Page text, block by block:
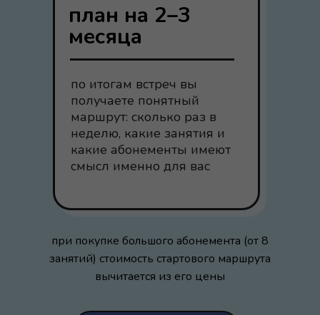
по итогам встреч вы
получаете понятный
маршрут: сколько раз в
неделю, какие занятия и
какие абонементы имеют
смысл именно для вас
план на 2–3
месяца
при покупке большого абонемента (от 8
занятий) стоимость стартового маршрута
вычитается из его цены